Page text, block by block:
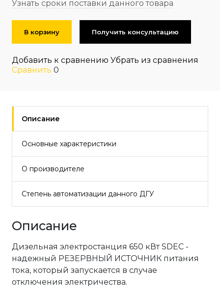
Узнать сроки поставки данного товара
В корзину Получить консультацию
Добавить к сравнению Убрать из сравнения
Сравнить 0
Описание
Основные характеристики
О производителе
Степень автоматизации данного ДГУ
Описание
Дизельная электростанция 650 кВт SDEC -
надежный РЕЗЕРВНЫЙ ИСТОЧНИК питания
тока, который запускается в случае
отключения электричества.